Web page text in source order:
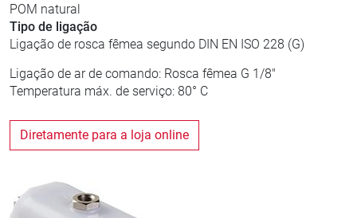
POM natural
Tipo de ligação
Ligação de rosca fêmea segundo DIN EN ISO 228 (G)
Ligação de ar de comando: Rosca fêmea G 1/8"
Temperatura máx. de serviço: 80° C
Diretamente para a loja online